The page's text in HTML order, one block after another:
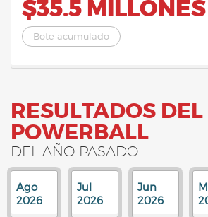
$35.5 MILLONES
Bote acumulado
RESULTADOS DEL
POWERBALL
DEL AÑO PASADO
Ago
2026
Jul
2026
Jun
2026